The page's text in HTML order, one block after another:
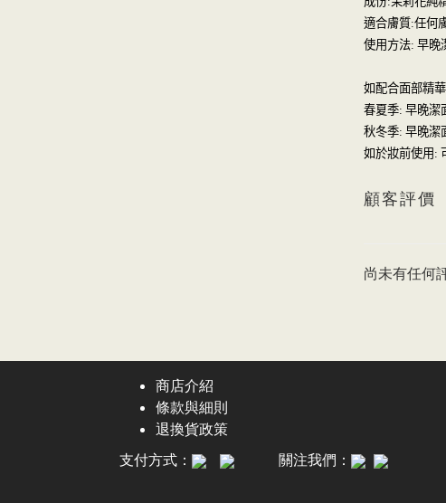
適合膚質:任何
使用方法: 早晚
如配合面部精
春夏季: 早晚潔
秋冬季: 早晚潔
如於妝前使用 :
顧客評價
尚未有任何
商店介紹
條款與細則
退換貨政策
支付方式： 關注我們：